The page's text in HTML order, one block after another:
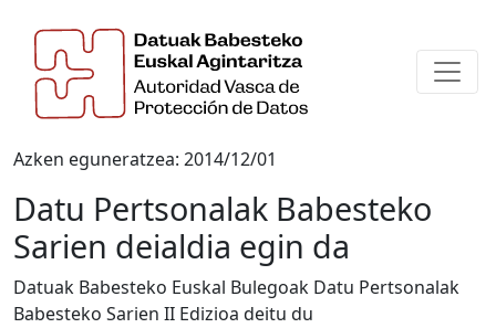
Azken eguneratzea: 2014/12/01
Datu Pertsonalak Babesteko
Sarien deialdia egin da
Datuak Babesteko Euskal Bulegoak Datu Pertsonalak
Babesteko Sarien II Edizioa deitu du